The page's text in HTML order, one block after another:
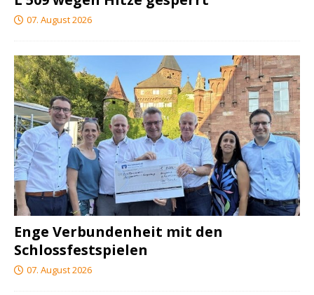
07. August 2026
Enge Verbundenheit mit den
Schlossfestspielen
07. August 2026